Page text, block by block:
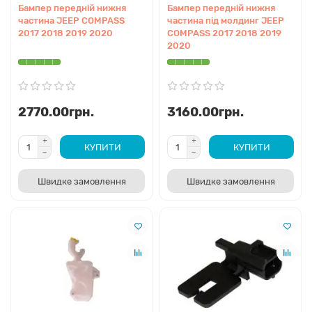
Підкрилки
Елементи захисту колісних арок від каміння та води.
значно покращують акустичний комфорт у салоні, та
Пороги та Молдинги
Масивний структурний пластик, що оперізує нижню
частину кросовера (арки, двері, пороги). Захищає ЛФП
Накладки
Включають оправи (окуляри) протитуманних фар,
декоративні вставки переднього бампера, хромовані
Бампер передній нижня
частина JEEP COMPASS
2017 2018 2019 2020
2770.00грн.
КУПИТИ
Швидке замовлення
Бампер передній нижня
частина під молдинг JEEP
COMPASS 2017 2018 2019
2020
3160.00грн.
КУПИТИ
Швидке замовлення